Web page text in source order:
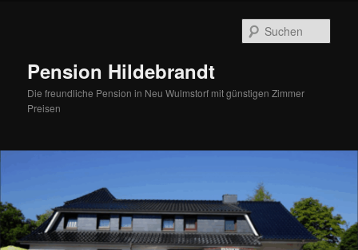
Pension Hildebrandt
Die freundliche Pension in Neu Wulmstorf mit günstigen Zimmer
Preisen